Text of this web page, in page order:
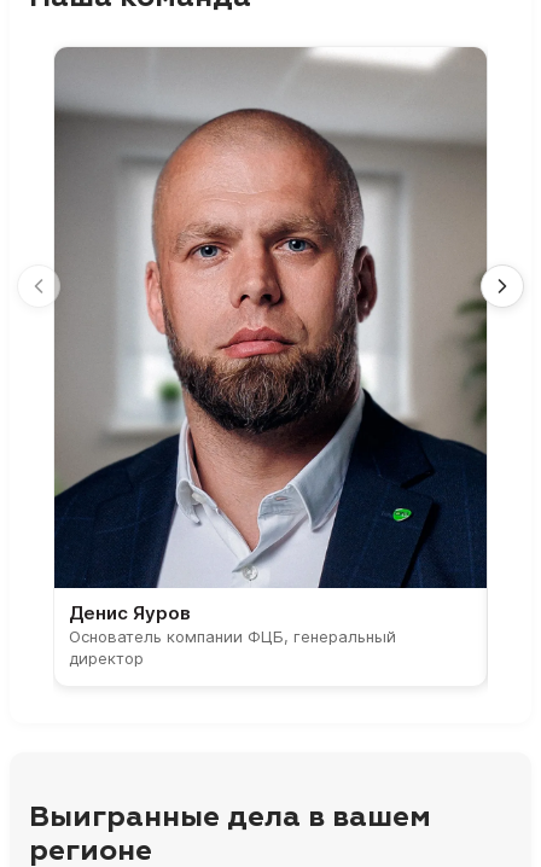
Денис Яуров
Основатель компании ФЦБ, генеральный
директор
Выигранные дела в вашем
регионе